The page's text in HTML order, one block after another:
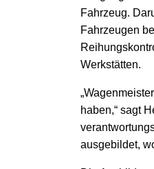
Fahrzeug.
Fahrzeugen
Werkstätten.
haben,“ sagt
ausgebildet,